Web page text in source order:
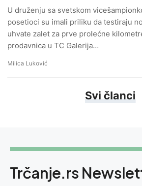
U druženju sa svetskom
posetioci su imali priliku da testiraju
uhvate zalet za prve prolećne
prodavnica u TC Galerija…
Milica Luković
Svi članci
Trčanje.rs